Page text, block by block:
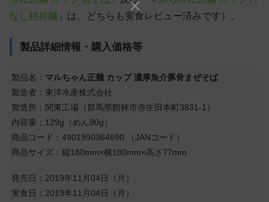
なし担担麺 」は、どちらも実食レビュー済みです）。
製品詳細情報・購入価格等
製品名： マルちゃん正麺 カップ 濃厚魚介豚骨まぜそば
製造者：東洋水産株式会社
製造所：関東工場（群馬県館林市赤生田本町3831-1）
内容量：129g（めん90g）
商品コード：4901990364690 （JANコード）
商品サイズ：縦180mm×横180mm×高さ77mm
発売日：2019年11月04日（月）
実食日：2019年11月04日（月）